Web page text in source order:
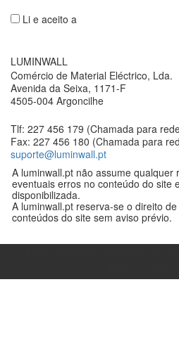
Li e aceito a
LUMINWALL
Comércio de Material Eléctrico, Lda.
Avenida da Seixa, 1171-F
4505-004 Argoncilhe
Tlf: 227 456 179 (Chamada para
Fax: 227 456 180 (Chamada para
suporte@luminwall.pt
A luminwall.pt não assume qualquer
eventuais erros no conteúdo do site
disponibilizada.
A luminwall.pt reserva-se o direito
conteúdos do site sem aviso prévio.